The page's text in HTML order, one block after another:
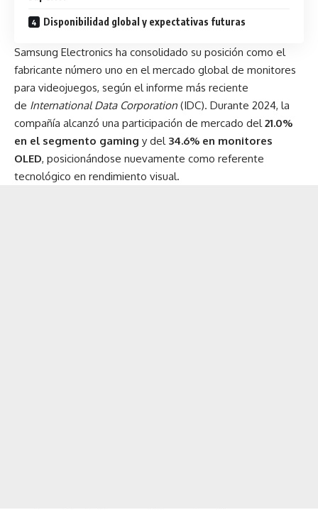
Disponibilidad global y expectativas futuras
Samsung Electronics ha consolidado su posición como el
fabricante número uno en el mercado global de monitores
para videojuegos, según el informe más reciente
de International Data Corporation (IDC). Durante 2024, la
compañía alcanzó una participación de mercado del21.0%
en el segmento gaming y del 34.6% en monitores
OLED, posicionándose nuevamente como referente
tecnológico en rendimiento visual.